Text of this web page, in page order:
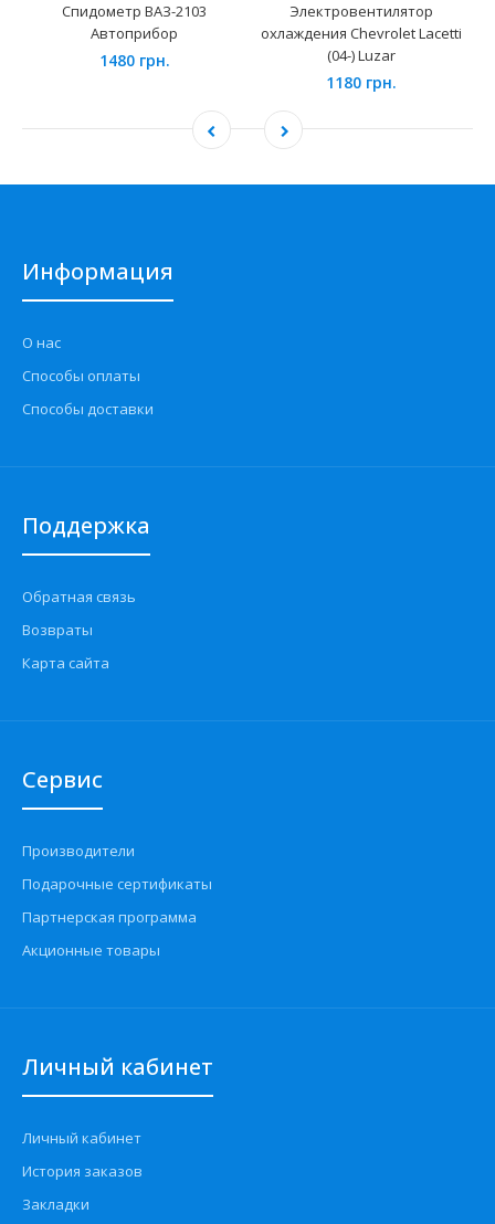
Спидометр ВАЗ-2103
Автоприбор
1480 грн.
Электровентилятор
охлаждения Chevrolet Lacetti
(04-) Luzar
1180 грн.
Информация
О нас
Способы оплаты
Способы доставки
Поддержка
Обратная связь
Возвраты
Карта сайта
Сервис
Производители
Подарочные сертификаты
Партнерская программа
Акционные товары
Личный кабинет
Личный кабинет
История заказов
Закладки